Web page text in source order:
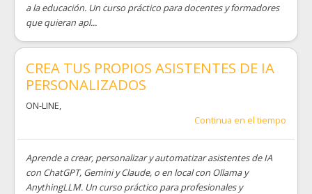
a la educación. Un curso práctico para docentes y formadores
que quieran apl...
CREA TUS PROPIOS ASISTENTES DE IA
PERSONALIZADOS
ON-LINE,
Continua en el tiempo
Aprende a crear, personalizar y automatizar asistentes de IA
con ChatGPT, Gemini y Claude, o en local con Ollama y
AnythingLLM. Un curso práctico para profesionales y